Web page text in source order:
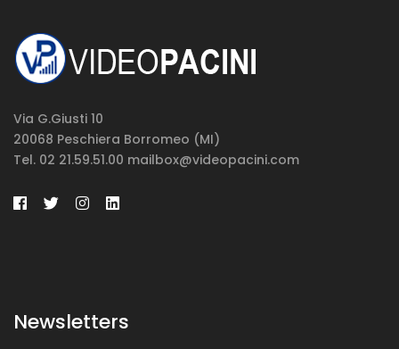
Via G.Giusti 10
20068 Peschiera Borromeo (MI)
Tel. 02 21.59.51.00 mailbox@videopacini.com
Newsletters